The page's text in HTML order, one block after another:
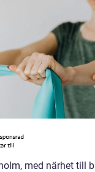
med närhet till